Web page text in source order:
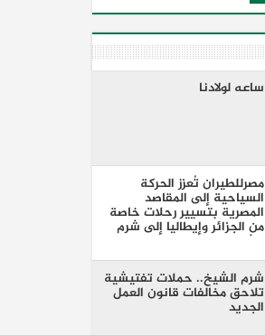
ساعه لولادنا
مصرللطيران تُعزز الحركة
السياحية إلى المقاصد
المصرية بتسيير رحلات خاصة
من الجزائر وإيطاليا إلى شرم
الشيخ والغردقة
شرم الشيخ.. حملات تفتيشية
تلاحق مخالفات قانون العمل
الجديد